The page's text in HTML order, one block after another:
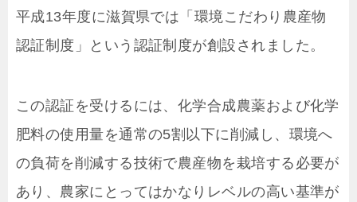
平成13年度に滋賀県では「環境こだわり農産物
認証制度」という認証制度が創設されました。
この認証を受けるには、化学合成農薬および化学
肥料の使用量を通常の5割以下に削減し、環境へ
の負荷を削減する技術で農産物を栽培する必要が
あり、農家にとってはかなりレベルの高い基準が